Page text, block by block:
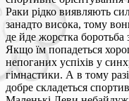
Раки рідко виявляють
занадто висока, тому
де йде жорстка боротьба
Якщо їм попадеться
непоганих успіхів у
гімнастики. А в тому
добре складеться